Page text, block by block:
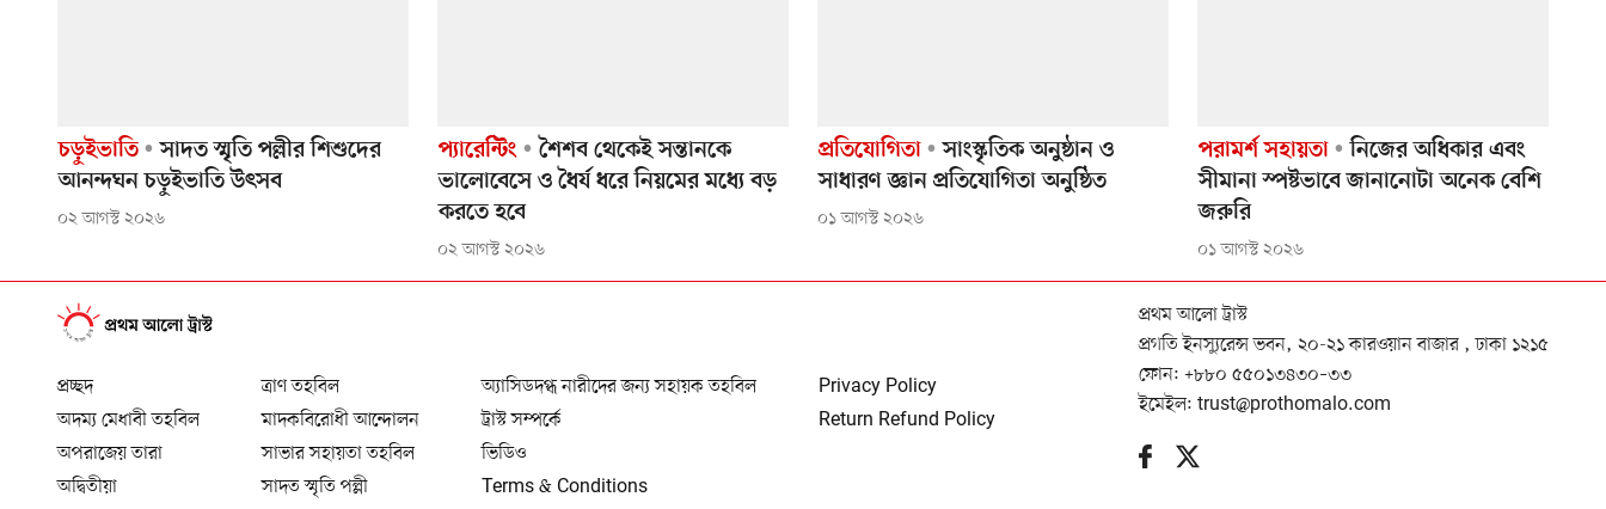
চড়ুইভাতি
সাদত স্মৃতি পল্লীর শিশুদের
আনন্দঘন চড়ুইভাতি উৎসব
০২ আগস্ট ২০২৬
প্যারেন্টিং
শৈশব থেকেই সন্তানকে
ভালোবেসে ও ধৈর্য ধরে নিয়মের মধ্যে বড়
করতে হবে
০২ আগস্ট ২০২৬
প্রতিযোগিতা
সাংস্কৃতিক অনুষ্ঠান ও
সাধারণ জ্ঞান প্রতিযোগিতা অনুষ্ঠিত
০১ আগস্ট ২০২৬
পরামর্শ সহায়তা
নিজের অধিকার এবং
সীমানা স্পষ্টভাবে জানানোটা অনেক বেশি
জরুরি
০১ আগস্ট ২০২৬
প্রচ্ছদ
অদম্য মেধাবী তহবিল
অপরাজেয় তারা
অদ্বিতীয়া
ত্রাণ তহবিল
মাদকবিরোধী আন্দোলন
সাভার সহায়তা তহবিল
সাদত স্মৃতি পল্লী
অ্যাসিডদগ্ধ নারীদের জন্য সহায়ক তহবিল
ট্রাস্ট সম্পর্কে
ভিডিও
Terms & Conditions
Privacy Policy
Return Refund Policy
প্রথম আলো ট্রাস্ট
প্রগতি ইনস্যুরেন্স ভবন, ২০-২১ কারওয়ান বাজার , ঢাকা ১২১৫
ফোন: +৮৮০ ৫৫০১৩৪৩০–৩৩
ইমেইল: trust@prothomalo.com